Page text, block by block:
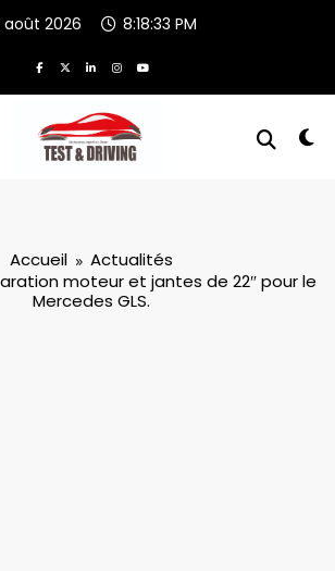
août 2026 8:18:34 PM
Accueil
Actualités
moteur et jantes de 22″ pour le
Mercedes GLS.